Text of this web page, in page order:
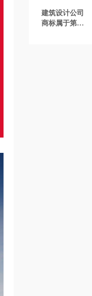
建筑设计公司
商标属于第几